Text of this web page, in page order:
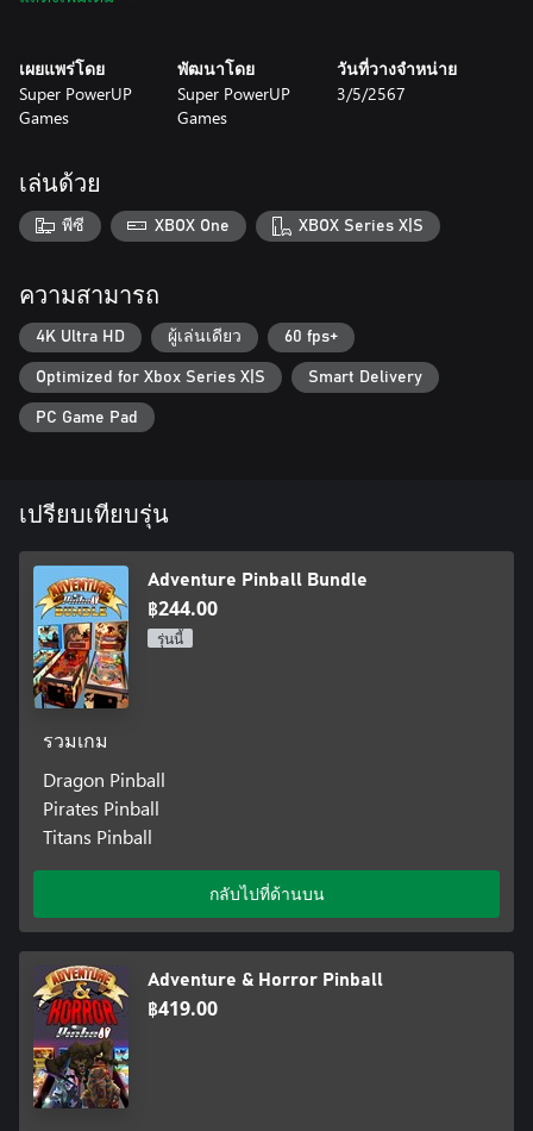
เผยแพร่โดย
Super PowerUP
Games
พัฒนาโดย
Super PowerUP
Games
วันที่วางจำหน่าย
3/5/2567
เล่นด้วย
พีซี XBOX One XBOX Series X|S
ความสามารถ
4K Ultra HD ผู้เล่นเดียว 60 fps+
Optimized for Xbox Series X|S Smart Delivery
PC Game Pad
เปรียบเทียบรุ่น
Adventure Pinball Bundle
฿244.00
รุ่นนี้
รวมเกม
Dragon Pinball
Pirates Pinball
Titans Pinball
กลับไปที่ด้านบน
Adventure & Horror Pinball
฿419.00